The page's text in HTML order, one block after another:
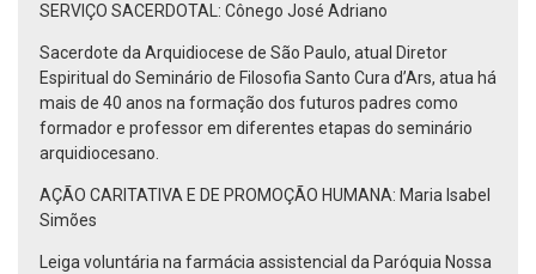
SERVIÇO SACERDOTAL: Cônego José Adriano
Sacerdote da Arquidiocese de São Paulo, atual Diretor
Espiritual do Seminário de Filosofia Santo Cura d’Ars, atua há
mais de 40 anos na formação dos futuros padres como
formador e professor em diferentes etapas do seminário
arquidiocesano.
AÇÃO CARITATIVA E DE PROMOÇÃO HUMANA: Maria Isabel
Simões
Leiga voluntária na farmácia assistencial da Paróquia Nossa